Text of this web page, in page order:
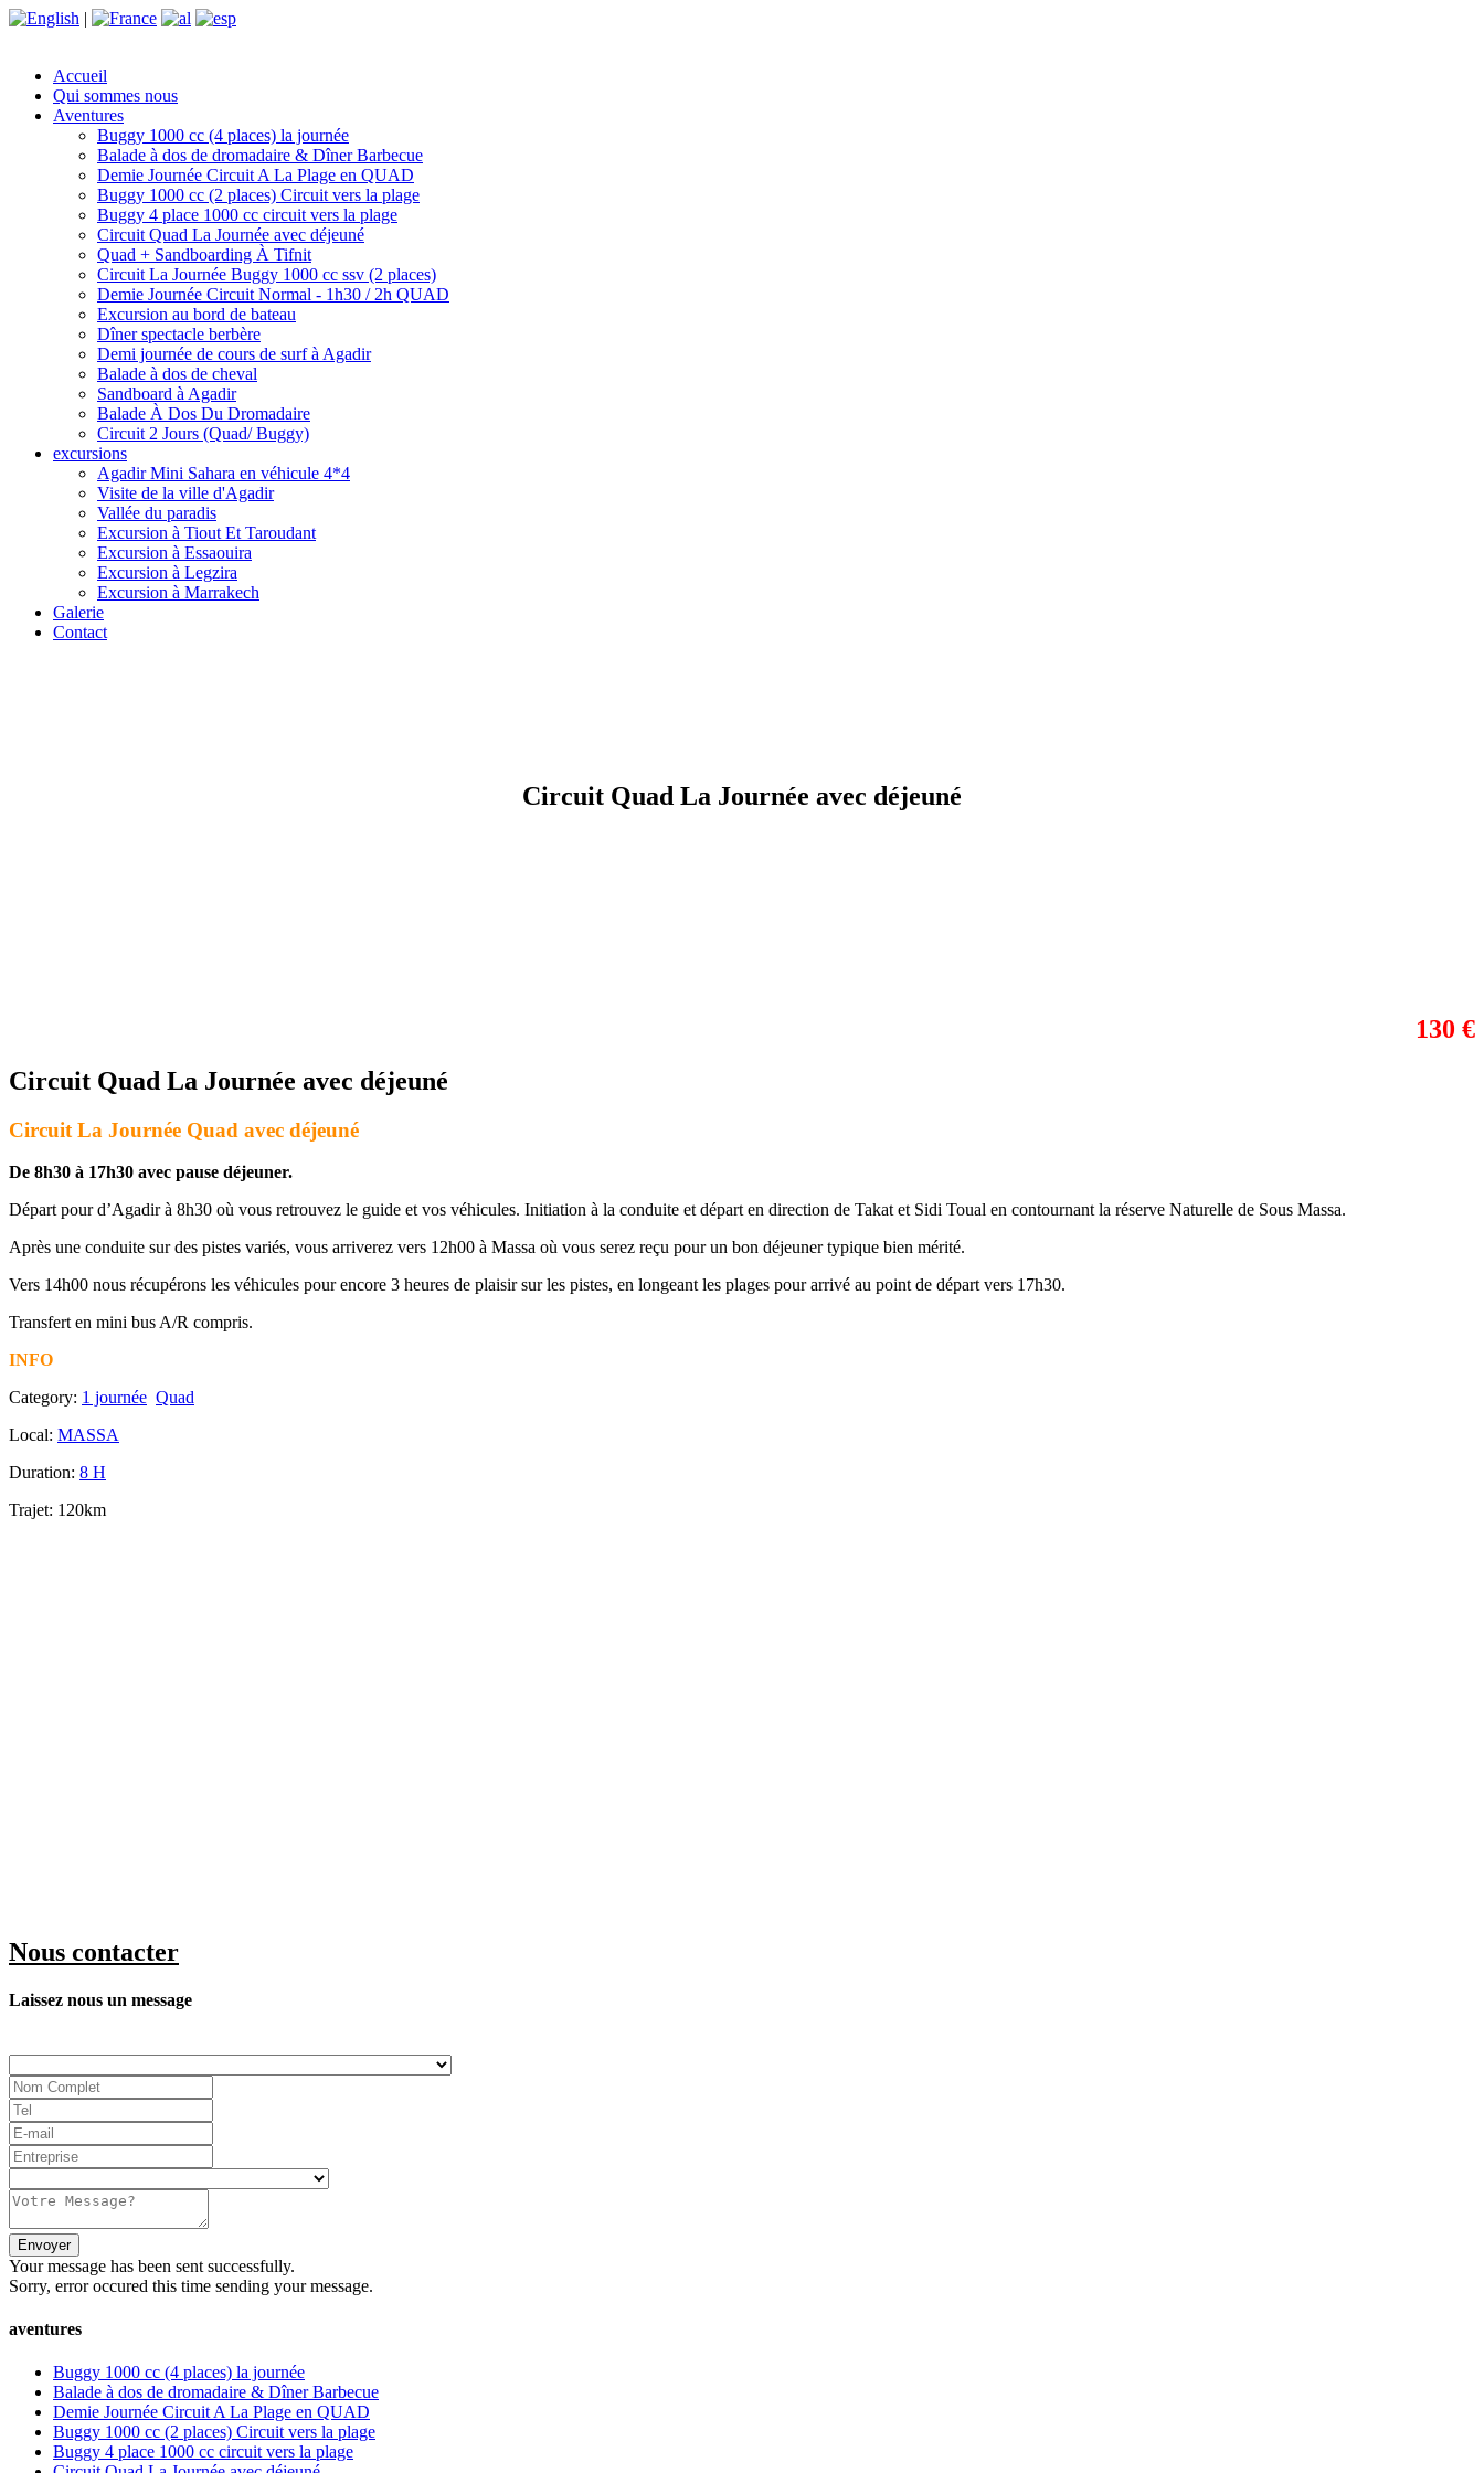
|
Accueil
Qui sommes nous
Aventures
Buggy 1000 cc (4 places) la journée
Balade à dos de dromadaire & Dîner Barbecue
Demie Journée Circuit A La Plage en QUAD
Buggy 1000 cc (2 places) Circuit vers la plage
Buggy 4 place 1000 cc circuit vers la plage
Circuit Quad La Journée avec déjeuné
Quad + Sandboarding À Tifnit
Circuit La Journée Buggy 1000 cc ssv (2 places)
Demie Journée Circuit Normal - 1h30 / 2h QUAD
Excursion au bord de bateau
Dîner spectacle berbère
Demi journée de cours de surf à Agadir
Balade à dos de cheval
Sandboard à Agadir
Balade À Dos Du Dromadaire
Circuit 2 Jours (Quad/ Buggy)
excursions
Agadir Mini Sahara en véhicule 4*4
Visite de la ville d'Agadir
Vallée du paradis
Excursion à Tiout Et Taroudant
Excursion à Essaouira
Excursion à Legzira
Excursion à Marrakech
Galerie
Contact
Circuit Quad La Journée avec déjeuné
130 €
Circuit Quad La Journée avec déjeuné
Circuit La Journée Quad avec déjeuné
De 8h30 à 17h30 avec pause déjeuner.
Départ pour d’Agadir à 8h30 où vous retrouvez le guide et vos véhicules. Initiation à la conduite et départ en direction de Takat et Sidi Toual en contournant la réserve Naturelle de Sous Massa.
Après une conduite sur des pistes variés, vous arriverez vers 12h00 à Massa où vous serez reçu pour un bon déjeuner typique bien mérité.
Vers 14h00 nous récupérons les véhicules pour encore 3 heures de plaisir sur les pistes, en longeant les plages pour arrivé au point de départ vers 17h30.
Transfert en mini bus A/R compris.
INFO
Category: 1 journée Quad
Local: MASSA
Duration: 8 H
Trajet: 120km
Nous contacter
Laissez nous un message
Your message has been sent successfully.
Sorry, error occured this time sending your message.
aventures
Buggy 1000 cc (4 places) la journée
Balade à dos de dromadaire & Dîner Barbecue
Demie Journée Circuit A La Plage en QUAD
Buggy 1000 cc (2 places) Circuit vers la plage
Buggy 4 place 1000 cc circuit vers la plage